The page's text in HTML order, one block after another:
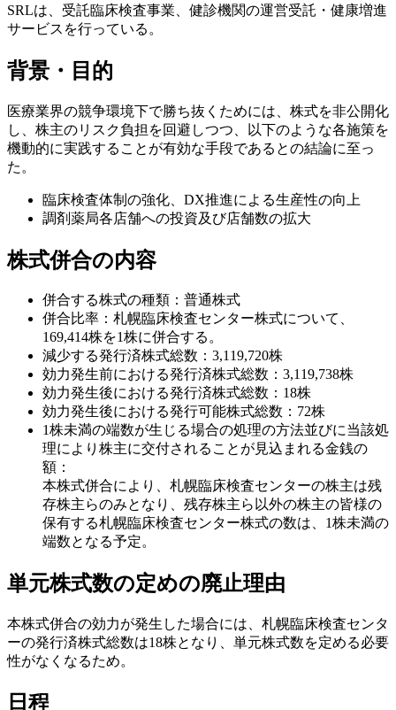
SRLは、受託臨床検査事業、健診機関の運営受託・健康増進
サービスを行っている。
背景・目的
医療業界の競争環境下で勝ち抜くためには、株式を非公開化
し、株主のリスク負担を回避しつつ、以下のような各施策を
機動的に実践することが有効な手段であるとの結論に至っ
た。
臨床検査体制の強化、DX推進による生産性の向上
調剤薬局各店舗への投資及び店舗数の拡大
株式併合の内容
併合する株式の種類：普通株式
併合比率：札幌臨床検査センター株式について、
169,414株を1株に併合する。
減少する発行済株式総数：3,119,720株
効力発生前における発行済株式総数：3,119,738株
効力発生後における発行済株式総数：18株
効力発生後における発行可能株式総数：72株
1株未満の端数が生じる場合の処理の方法並びに当該処
理により株主に交付されることが見込まれる金銭の
額：
本株式併合により、札幌臨床検査センターの株主は残
存株主らのみとなり、残存株主ら以外の株主の皆様の
保有する札幌臨床検査センター株式の数は、1株未満の
端数となる予定。
単元株式数の定めの廃止理由
本株式併合の効力が発生した場合には、札幌臨床検査センタ
ーの発行済株式総数は18株となり、単元株式数を定める必要
性がなくなるため。
日程